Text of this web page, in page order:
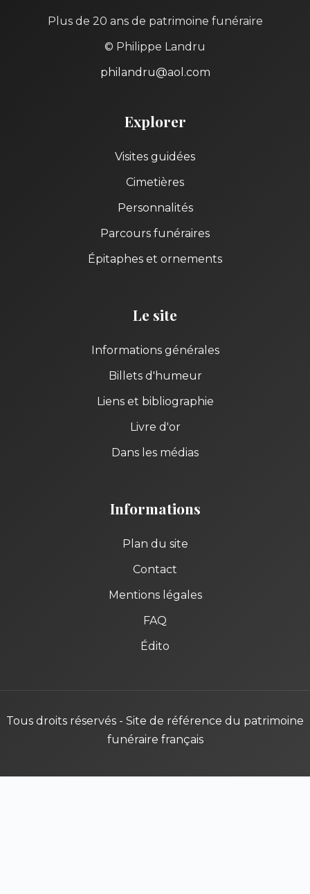
Plus de 20 ans de patrimoine funéraire
© Philippe Landru
philandru@aol.com
Explorer
Visites guidées
Cimetières
Personnalités
Parcours funéraires
Épitaphes et ornements
Le site
Informations générales
Billets d'humeur
Liens et bibliographie
Livre d'or
Dans les médias
Informations
Plan du site
Contact
Mentions légales
FAQ
Édito
Tous droits réservés - Site de référence du patrimoine
funéraire français